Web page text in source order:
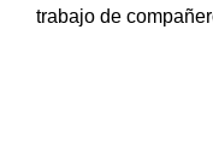
trabajo de